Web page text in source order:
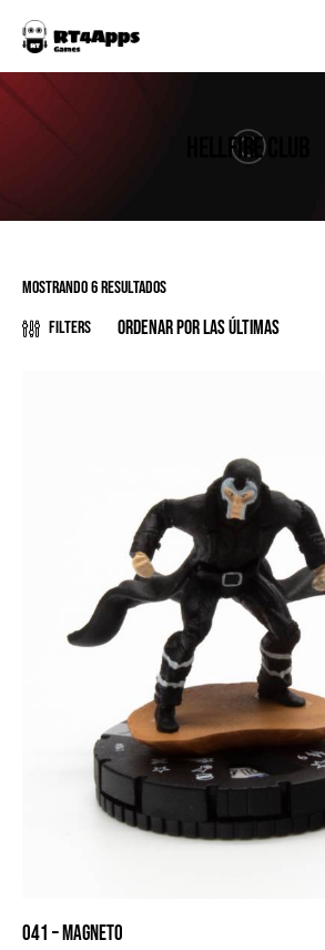
HELLFIRE CLUB
Mostrando 6 resultados
Filters
041 – MAGNETO